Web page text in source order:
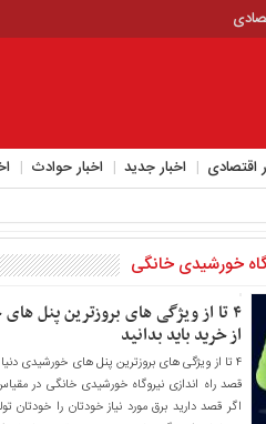
اقتصادی اخبار جدید اخبار حوادث
خورشیدی خانگی
۴ تا از ویژگی های بروزترین پنل
از خرید باید بدانید
۴ تا از ویژگی های بروزترین پنل های خورشیدی دنیا